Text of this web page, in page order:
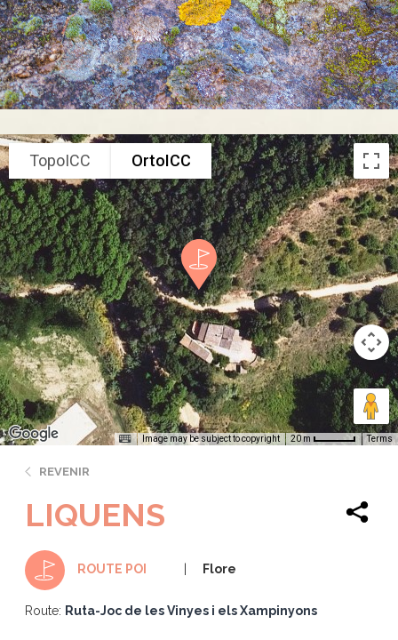
TopoICC OrtoICC
Image may be subject to copyright 20 m Terms
REVENIR
LIQUENS
ROUTE POI Flore
Route: Ruta-Joc de les Vinyes i els Xampinyons